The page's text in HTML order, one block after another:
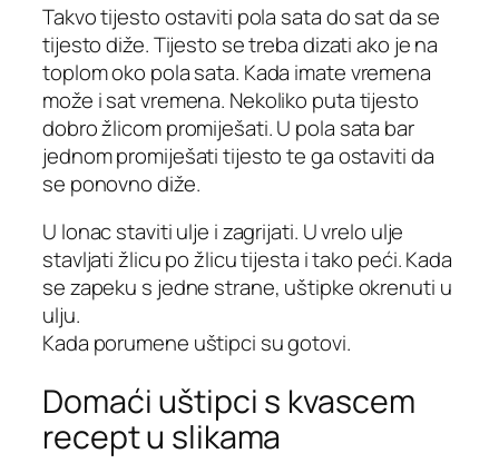
Takvo tijesto ostaviti pola sata do sat da se
tijesto diže. Tijesto se treba dizati ako je na
toplom oko pola sata. Kada imate vremena
može i sat vremena. Nekoliko puta tijesto
dobro žlicom promiješati. U pola sata bar
jednom promiješati tijesto te ga ostaviti da
se ponovno diže.
U lonac staviti ulje i zagrijati. U vrelo ulje
stavljati žlicu po žlicu tijesta i tako peći. Kada
se zapeku s jedne strane, uštipke okrenuti u
ulju.
Kada porumene uštipci su gotovi.
Domaći uštipci s kvascem
recept u slikama